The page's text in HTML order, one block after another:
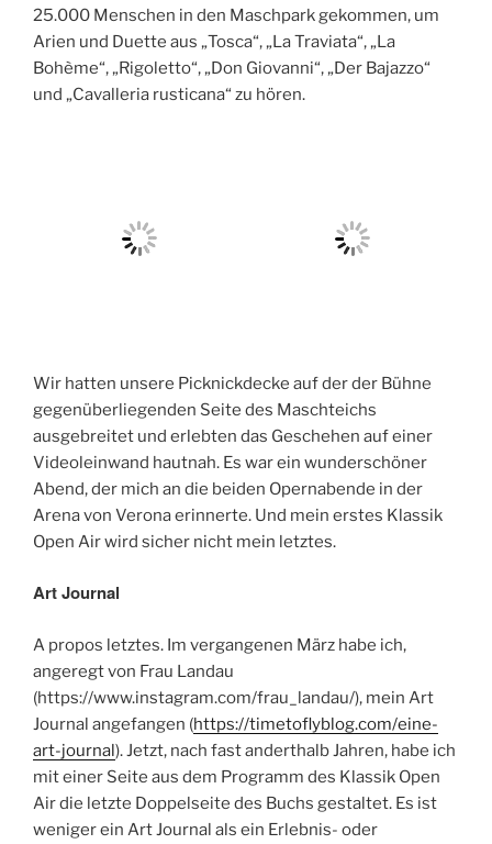
25.000 Menschen in den Maschpark gekommen, um
Arien und Duette aus „Tosca“, „La Traviata“, „La
Bohème“, „Rigoletto“, „Don Giovanni“, „Der Bajazzo“
und „Cavalleria rusticana“ zu hören.
Wir hatten unsere Picknickdecke auf der der Bühne
gegenüberliegenden Seite des Maschteichs
ausgebreitet und erlebten das Geschehen auf einer
Videoleinwand hautnah. Es war ein wunderschöner
Abend, der mich an die beiden Opernabende in der
Arena von Verona erinnerte. Und mein erstes Klassik
Open Air wird sicher nicht mein letztes.
Art Journal
A propos letztes. Im vergangenen März habe ich,
angeregt von Frau Landau
(https://www.instagram.com/frau_landau/), mein Art
Journal angefangen (https://timetoflyblog.com/eine-
art-journal). Jetzt, nach fast anderthalb Jahren, habe ich
mit einer Seite aus dem Programm des Klassik Open
Air die letzte Doppelseite des Buchs gestaltet. Es ist
weniger ein Art Journal als ein Erlebnis- oder